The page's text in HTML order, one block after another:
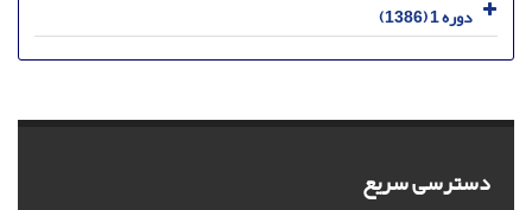
دوره 1 (1386)
دسترسی سریع